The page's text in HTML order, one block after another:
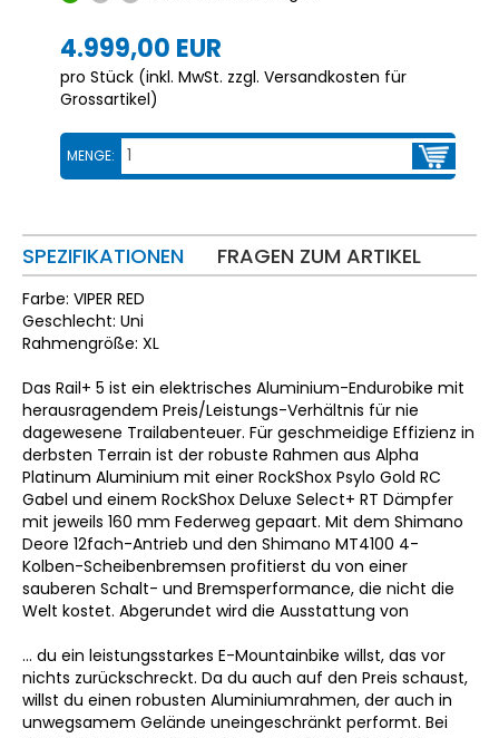
4.999,00 EUR
pro Stück (inkl. MwSt. zzgl. Versandkosten für
Grossartikel)
MENGE:
SPEZIFIKATIONEN FRAGEN ZUM ARTIKEL
Farbe: VIPER RED
Geschlecht: Uni
Rahmengröße: XL
Das Rail+ 5 ist ein elektrisches Aluminium-Endurobike mit
herausragendem Preis/Leistungs-Verhältnis für nie
dagewesene Trailabenteuer. Für geschmeidige Effizienz in
derbsten Terrain ist der robuste Rahmen aus Alpha
Platinum Aluminium mit einer RockShox Psylo Gold RC
Gabel und einem RockShox Deluxe Select+ RT Dämpfer
mit jeweils 160 mm Federweg gepaart. Mit dem Shimano
Deore 12fach-Antrieb und den Shimano MT4100 4-
Kolben-Scheibenbremsen profitierst du von einer
sauberen Schalt- und Bremsperformance, die nicht die
Welt kostet. Abgerundet wird die Ausstattung von
… du ein leistungsstarkes E-Mountainbike willst, das vor
nichts zurückschreckt. Da du auch auf den Preis schaust,
willst du einen robusten Aluminiumrahmen, der auch in
unwegsamem Gelände uneingeschränkt performt. Bei